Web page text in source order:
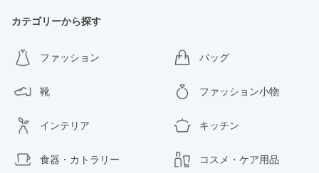
カテゴリーから探す
ファッション バッグ
靴 ファッション小物
インテリア キッチン
食器・カトラリー コスメ・ケア用品